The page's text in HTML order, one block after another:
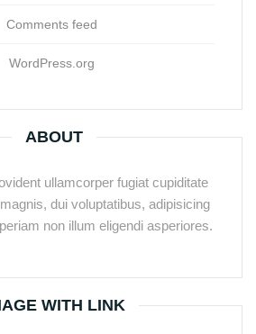
Comments feed
WordPress.org
ABOUT
ullamcorper fugiat cupiditate
dui voluptatibus, adipisicing
non illum eligendi asperiores.
WITH LINK